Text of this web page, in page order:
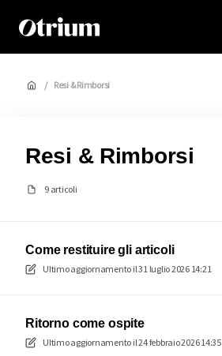
/ Resi & Rimborsi
Resi & Rimborsi
9 articoli
Come restituire gli articoli
Ultimo aggiornamento il31 luglio 2026 14:21
Ritorno come ospite
Ultimo aggiornamento il24 febbraio 2026 14:35